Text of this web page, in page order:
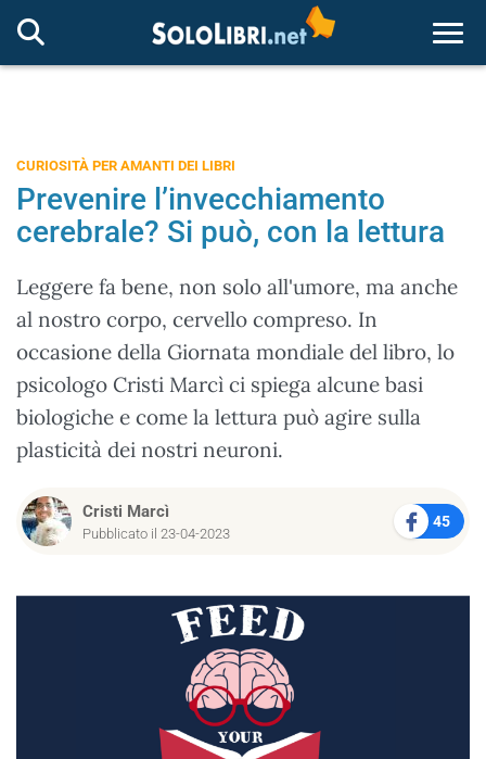
CURIOSITÀ PER AMANTI DEI LIBRI
Prevenire l’invecchiamento
cerebrale? Si può, con la lettura
Leggere fa bene, non solo all'umore, ma anche
al nostro corpo, cervello compreso. In
occasione della Giornata mondiale del libro, lo
psicologo Cristi Marcì ci spiega alcune basi
biologiche e come la lettura può agire sulla
plasticità dei nostri neuroni.
Cristi Marcì
Pubblicato il 23-04-2023
45